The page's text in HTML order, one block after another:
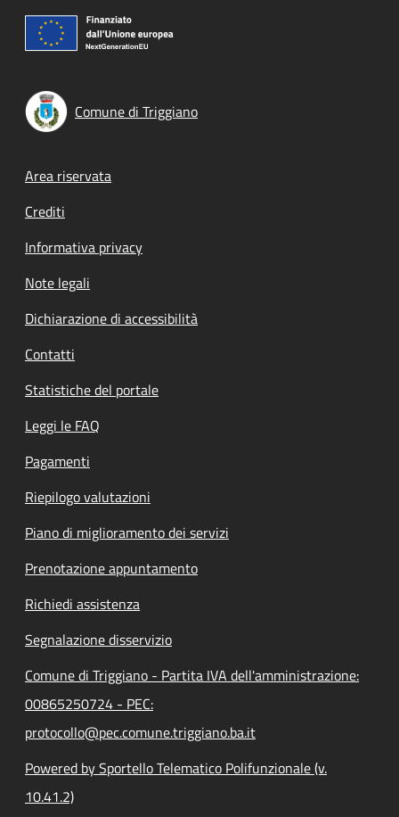
Comune di Triggiano
Footer menu
Area riservata
Crediti
Informativa privacy
Note legali
Dichiarazione di accessibilità
Contatti
Statistiche del portale
Leggi le FAQ
Pagamenti
Riepilogo valutazioni
Piano di miglioramento dei servizi
Prenotazione appuntamento
Richiedi assistenza
Segnalazione disservizio
Comune di Triggiano - Partita IVA dell'amministrazione:
00865250724 - PEC:
protocollo@pec.comune.triggiano.ba.it
Powered by Sportello Telematico Polifunzionale (v.
10.41.2)